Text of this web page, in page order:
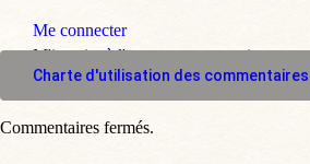
Me connecter
M'inscrire à l'espace commentaire
Charte d'utilisation des commentaires
Commentaires fermés.